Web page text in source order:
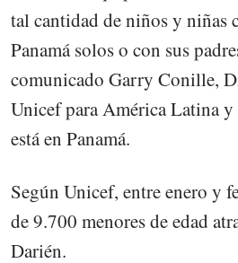
tal cantidad de niños y niñas
Panamá solos o con sus
comunicado Garry Conille,
Unicef para América Latina y
está en Panamá.
Según Unicef, entre enero y
de 9.700 menores de edad
Darién.